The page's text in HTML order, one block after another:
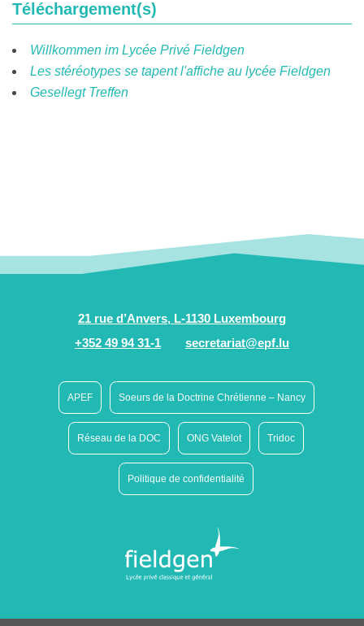
Téléchargement(s)
Willkommen im Lycée Privé Fieldgen
Les stéréotypes se tapent l'affiche au lycée Fieldgen
Gesellegt Treffen
21 rue d’Anvers, L-1130 Luxembourg
+352 49 94 31-1
secretariat@epf.lu
APEF Soeurs de la Doctrine Chrétienne – Nancy
Réseau de la DOC ONG Vatelot Tridoc
Politique de confidentialité